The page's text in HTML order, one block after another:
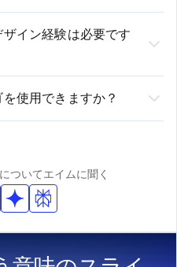
な要件を入力します
スタマイズされたコンテンツ
プレゼンテーションを確認、
品質の初期コンテンツを
コントロールできます。
、レイアウトの変更、ス
加や削除が可能です。当
提案と手動カスタマイズ
す。
イン経験は必要です
のAI搭載プラットフォー
理します。お客様はコン
がプロフェッショナルで
使用できますか？
ブランドの完全なカスタ
ション全体に自動的に組
デザイン基準を維持しま
ついてエイムに聞く